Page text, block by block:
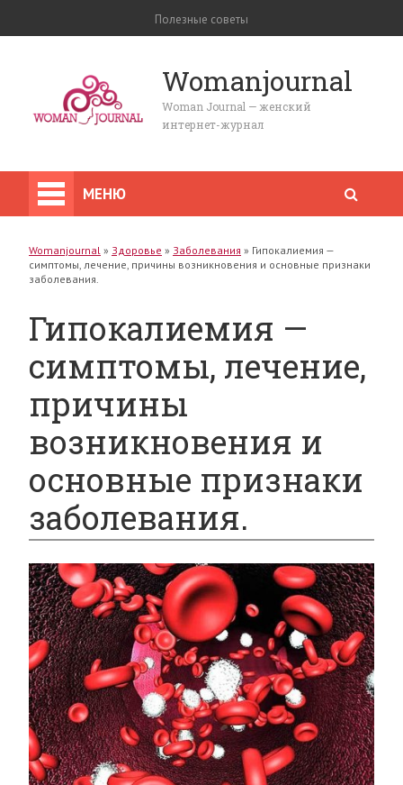
Полезные советы
Womanjournal
Woman Journal — женский
интернет-журнал
МЕНЮ
Womanjournal » Здоровье » Заболевания » Гипокалиемия —
симптомы, лечение, причины возникновения и основные признаки
заболевания.
Гипокалиемия —
симптомы, лечение,
причины
возникновения и
основные признаки
заболевания.